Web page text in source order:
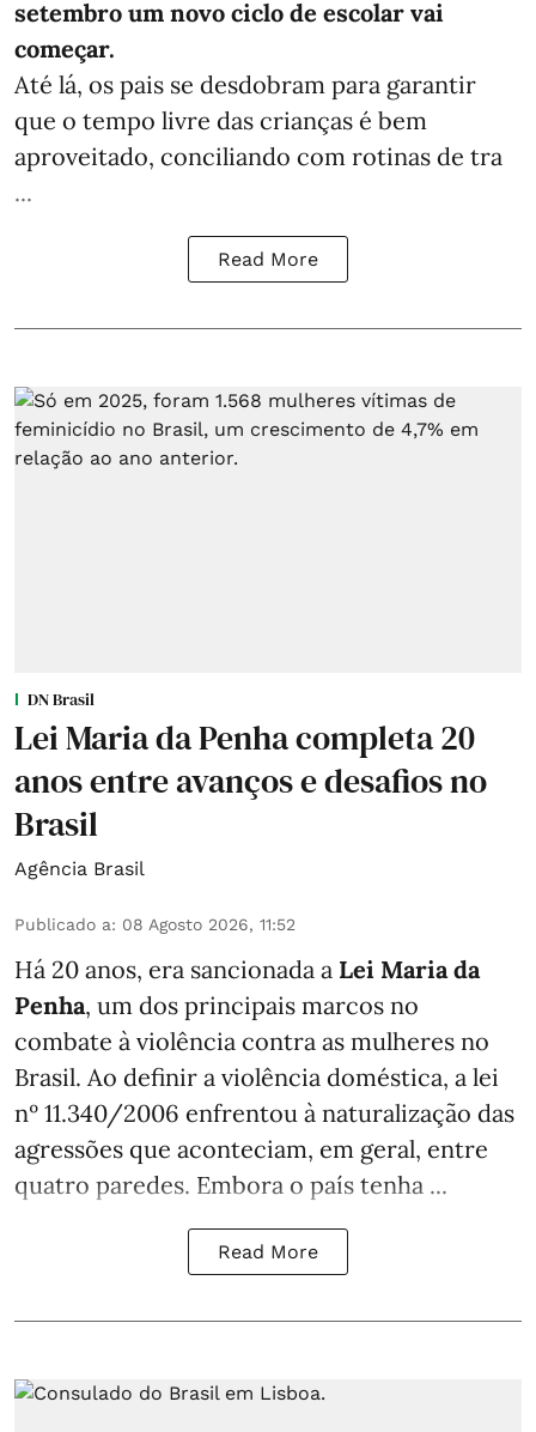
setembro um novo ciclo de escolar vai
começar.
Até lá, os pais se desdobram para garantir
que o tempo livre das crianças é bem
aproveitado, conciliando com rotinas de tra
...
Read More
DN Brasil
Lei Maria da Penha completa 20
anos entre avanços e desafios no
Brasil
Agência Brasil
Publicado a: 08 Agosto 2026, 11:52
Há 20 anos, era sancionada a Lei Maria da
Penha, um dos principais marcos no
combate à violência contra as mulheres no
Brasil. Ao definir a violência doméstica, a lei
nº 11.340/2006 enfrentou à naturalização das
agressões que aconteciam, em geral, entre
quatro paredes. Embora o país tenha ...
Read More